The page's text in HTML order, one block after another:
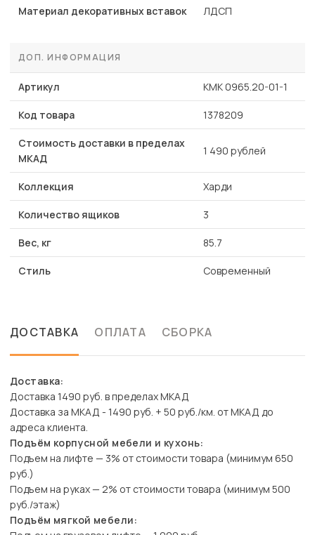
Материал декоративных вставок ЛДСП
ДОП. ИНФОРМАЦИЯ
Артикул КМК 0965.20-01-1
Код товара 1378209
Стоимость доставки в пределах
МКАД
1 490 рублей
Коллекция Харди
Количество ящиков 3
Вес, кг 85.7
Стиль Современный
ДОСТАВКА ОПЛАТА СБОРКА
Доставка:
Доставка 1490 руб. в пределах МКАД
Доставка за МКАД - 1490 руб. + 50 руб./км. от МКАД до
адреса клиента.
Подъём корпусной мебели и кухонь:
Подъем на лифте — 3% от стоимости товара (минимум 650
руб.)
Подъем на руках — 2% от стоимости товара (минимум 500
руб./этаж)
Подъём мягкой мебели: